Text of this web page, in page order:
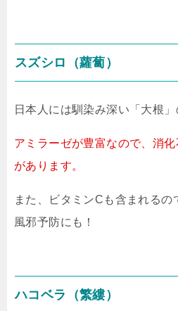
スズシロ（蘿蔔）
日本人には馴染み深い「大根」
アミラーゼが豊富なので、消
があります。
また、ビタミンCも含まれる
風邪予防にも！
ハコベラ（繁縷）